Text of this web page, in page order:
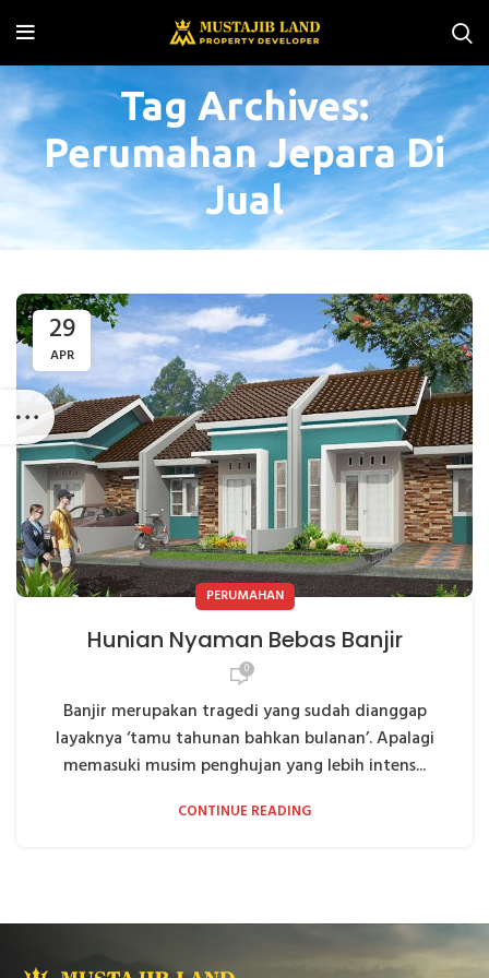
Tag Archives:
Perumahan Jepara Di
Jual
29
APR
PERUMAHAN
Hunian Nyaman Bebas Banjir
0
Banjir merupakan tragedi yang sudah dianggap
layaknya ‘tamu tahunan bahkan bulanan’. Apalagi
memasuki musim penghujan yang lebih intens...
CONTINUE READING